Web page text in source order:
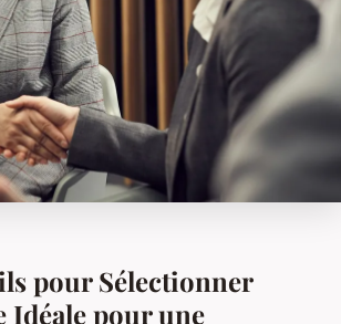
pour Sélectionner
Idéale pour une